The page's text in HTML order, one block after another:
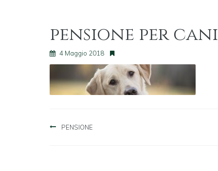
pensione per cani
4 Maggio 2018
articoli
PENSIONE